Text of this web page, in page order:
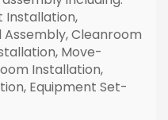
Installation,
Assembly, Cleanroom
Move-
Installation,
Equipment Set-